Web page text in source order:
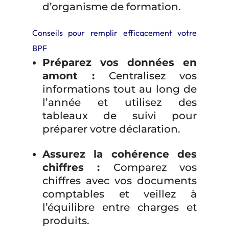
d’organisme de formation.
Conseils pour remplir efficacement votre
BPF
Préparez vos données en
amont : Centralisez vos
informations tout au long de
l’année et utilisez des
tableaux de suivi pour
préparer votre déclaration.
Assurez la cohérence des
chiffres : Comparez vos
chiffres avec vos documents
comptables et veillez à
l’équilibre entre charges et
produits.